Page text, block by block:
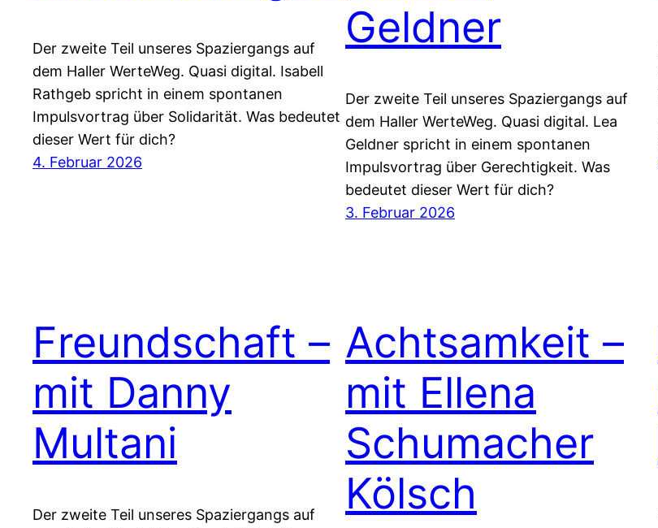
Der zweite Teil unseres Spaziergangs auf
dem Haller WerteWeg. Quasi digital. Isabell
Rathgeb spricht in einem spontanen
Impulsvortrag über Solidarität. Was bedeutet
dieser Wert für dich?
4. Februar 2026
Geldner
Der zweite Teil unseres Spaziergangs auf
dem Haller WerteWeg. Quasi digital. Lea
Geldner spricht in einem spontanen
Impulsvortrag über Gerechtigkeit. Was
bedeutet dieser Wert für dich?
3. Februar 2026
Freundschaft –
mit Danny
Multani
Der zweite Teil unseres Spaziergangs auf
Achtsamkeit –
mit Ellena
Schumacher
Kölsch